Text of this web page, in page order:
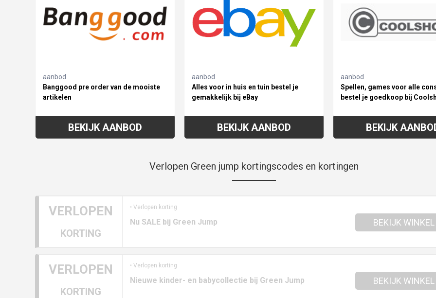
aanbod
Banggood pre order van de mooiste
artikelen
BEKIJK AANBOD
aanbod
Alles voor in huis en tuin bestel je
gemakkelijk bij eBay
BEKIJK AANBOD
aanbod
Spellen, games voor alle
bestel je goedkoop bij
BEKIJK
Verlopen Green jump kortingscodes en kortingen
VERLOPEN
KORTING
• Verlopen korting
Nu SALE bij Green Jump BEKIJK WINKEL
VERLOPEN
KORTING
• Verlopen korting
Nieuwe kinder- en babycollectie bij Green Jump BEKIJK WINKEL